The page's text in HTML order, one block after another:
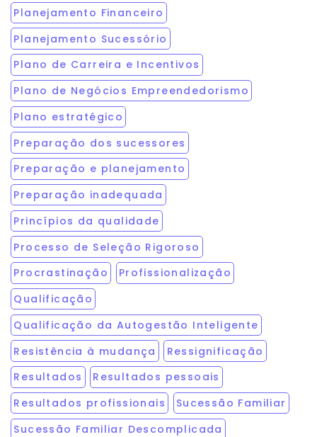
Planejamento Financeiro
Planejamento Sucessório
Plano de Carreira e Incentivos
Plano de Negócios Empreendedorismo
Plano estratégico
Preparação dos sucessores
Preparação e planejamento
Preparação inadequada
Princípios da qualidade
Processo de Seleção Rigoroso
Procrastinação
Profissionalização
Qualificação
Qualificação da Autogestão Inteligente
Resistência à mudança
Ressignificação
Resultados
Resultados pessoais
Resultados profissionais
Sucessão Familiar
Sucessão Familiar Descomplicada